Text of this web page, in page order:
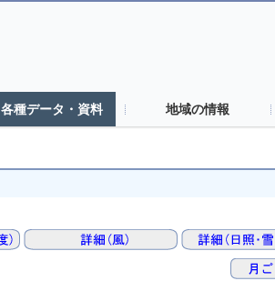
各種データ・資料 地域の情報